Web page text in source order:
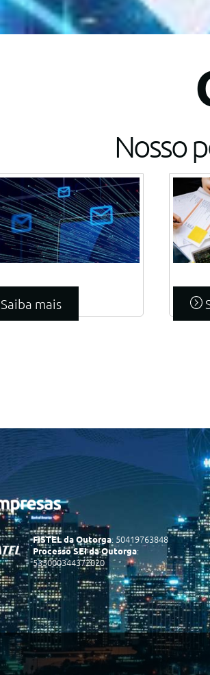
Nosso
Link
Saiba mais
FISTEL da Outorga: 50419763848
Processo SEI da Outorga:
535000344372020